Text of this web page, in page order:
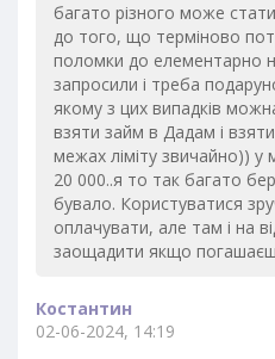
багато різного може
до того, що терміново
поломки до елементарно
запросили і треба
якому з цих випадків
взяти займ в Дадам і
межах ліміту звичайно)) у
20 000..я то так багато
бувало. Користуватися
оплачувати, але там і на
заощадити якщо
Костантин
02-06-2024, 14:19